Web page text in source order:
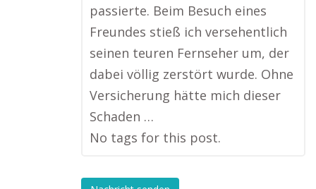
passierte. Beim Besuch eines
Freundes stieß ich versehentlich
seinen teuren Fernseher um, der
dabei völlig zerstört wurde. Ohne
Versicherung hätte mich dieser
Schaden …
No tags for this post.